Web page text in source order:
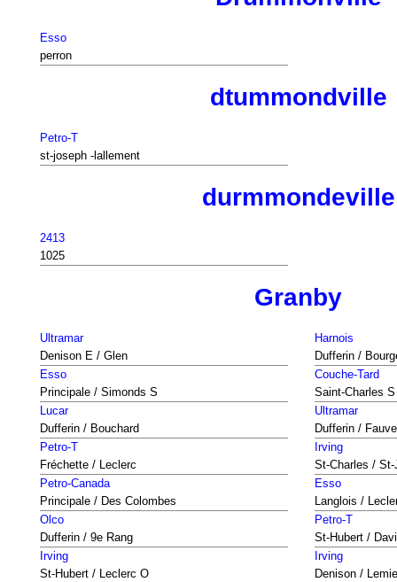
Esso
perron
dtummondville
Petro-T
st-joseph -lallement
durmmondeville
2413
1025
Granby
Ultramar
Denison E / Glen
Harnois
Dufferin /
Esso
Principale / Simonds S
Couche-Tard
Saint-Charles
Lucar
Dufferin / Bouchard
Ultramar
Dufferin /
Petro-T
Fréchette / Leclerc
Irving
St-Charles /
Petro-Canada
Principale / Des Colombes
Esso
Langlois /
Olco
Dufferin / 9e Rang
Petro-T
St-Hubert /
Irving
St-Hubert / Leclerc O
Irving
Denison /